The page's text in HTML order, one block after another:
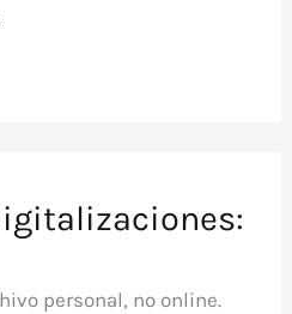
personal, no online.